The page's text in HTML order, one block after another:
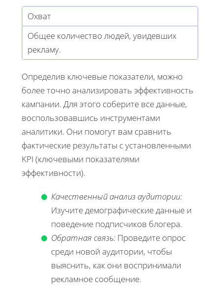
Охват
Общее количество людей, увидевших
рекламу.
Определив ключевые показатели, можно
более точно анализировать эффективность
кампании. Для этого соберите все данные,
воспользовавшись инструментами
аналитики. Они помогут вам сравнить
фактические результаты с установленными
KPI (ключевыми показателями
эффективности).
Качественный анализ аудитории:
Изучите демографические данные и
поведение подписчиков блогера.
Обратная связь: Проведите опрос
среди новой аудитории, чтобы
выяснить, как они воспринимали
рекламное сообщение.